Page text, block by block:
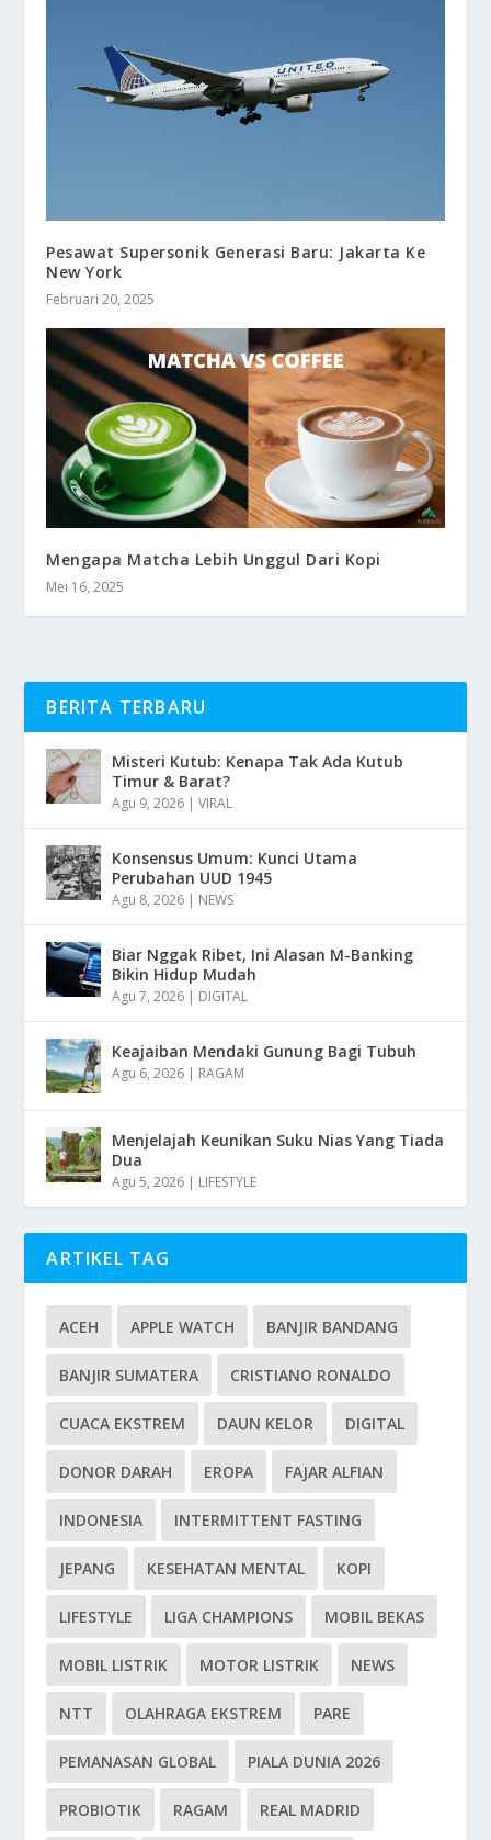
Pesawat Supersonik Generasi Baru: Jakarta Ke
New York
Februari 20, 2025
Mengapa Matcha Lebih Unggul Dari Kopi
Mei 16, 2025
BERITA TERBARU
Misteri Kutub: Kenapa Tak Ada Kutub
Timur & Barat?
Agu 9, 2026 |VIRAL
Konsensus Umum: Kunci Utama
Perubahan UUD 1945
Agu 8, 2026 | NEWS
Biar Nggak Ribet, Ini Alasan M-Banking
Bikin Hidup Mudah
Agu 7, 2026 | DIGITAL
Keajaiban Mendaki Gunung Bagi Tubuh
Agu 6, 2026 | RAGAM
Menjelajah Keunikan Suku Nias Yang Tiada
Dua
Agu 5, 2026 | LIFESTYLE
ARTIKEL TAG
ACEH APPLE WATCH BANJIR BANDANG
BANJIR SUMATERA CRISTIANO RONALDO
CUACA EKSTREM DAUN KELOR DIGITAL
DONOR DARAH EROPA FAJAR ALFIAN
INDONESIA INTERMITTENT FASTING
JEPANG KESEHATAN MENTAL KOPI
LIFESTYLE LIGA CHAMPIONS MOBIL BEKAS
MOBIL LISTRIK MOTOR LISTRIK NEWS
NTT OLAHRAGA EKSTREM PARE
PEMANASAN GLOBAL PIALA DUNIA 2026
PROBIOTIK RAGAM REAL MADRID